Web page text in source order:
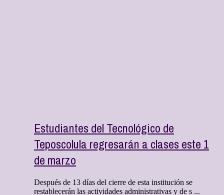
Estudiantes del Tecnológico de
Teposcolula regresarán a clases este 1
de marzo
Después de 13 días del cierre de esta institución se
restablecerán las actividades administrativas y de s ...